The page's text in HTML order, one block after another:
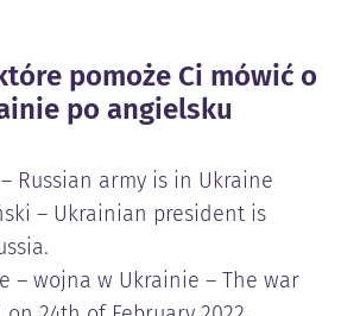
pomoże Ci mówić o
po angielsku
Russian army is in Ukraine
– Ukrainian president is
– wojna w Ukrainie – The war